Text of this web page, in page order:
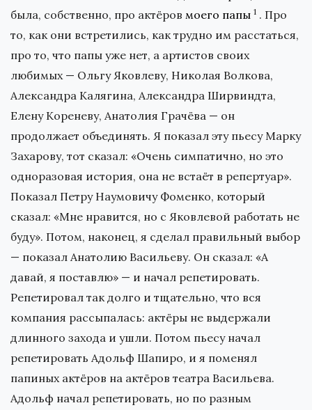
была, собственно, про актёров моего папы 1 . Про
то, как они встретились, как трудно им расстаться,
про то, что папы уже нет, а артистов своих
любимых — Ольгу Яковлеву, Николая Волкова,
Александра Калягина, Александра Ширвиндта,
Елену Кореневу, Анатолия Грачёва — он
продолжает объединять. Я показал эту пьесу Марку
Захарову, тот сказал: «Очень симпатично, но это
одноразовая история, она не встаёт в репертуар».
Показал Петру Наумовичу Фоменко, который
сказал: «Мне нравится, но с Яковлевой работать не
буду». Потом, наконец, я сделал правильный выбор
— показал Анатолию Васильеву. Он сказал: «А
давай, я поставлю» — и начал репетировать.
Репетировал так долго и тщательно, что вся
компания рассыпалась: актёры не выдержали
длинного захода и ушли. Потом пьесу начал
репетировать Адольф Шапиро, и я поменял
папиных актёров на актёров театра Васильева.
Адольф начал репетировать, но по разным